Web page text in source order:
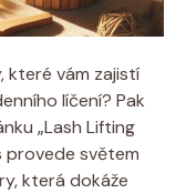
které vám zajistí
líčení? Pak
„Lash Lifting
provede světem
která dokáže